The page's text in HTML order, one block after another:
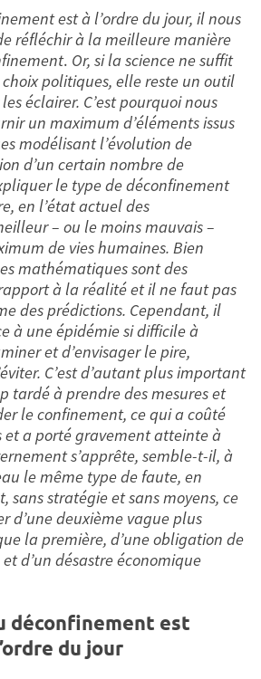
est à l’ordre du jour, il nous
réfléchir à la meilleure manière
. Or, si la science ne suffit
politiques, elle reste un outil
éclairer. C’est pourquoi nous
un maximum d’éléments issus
modélisant l’évolution de
d’un certain nombre de
le type de déconfinement
en l’état actuel des
– ou le moins mauvais –
de vies humaines. Bien
mathématiques sont des
à la réalité et il ne faut pas
des prédictions. Cependant, il
à une épidémie si difficile à
et d’envisager le pire,
C’est d’autant plus important
tardé à prendre des mesures et
le confinement, ce qui a coûté
et a porté gravement atteinte à
s’apprête, semble-t-il, à
le même type de faute, en
sans stratégie et sans moyens, ce
d’une deuxième vague plus
la première, d’une obligation de
d’un désastre économique
déconfinement est
du jour